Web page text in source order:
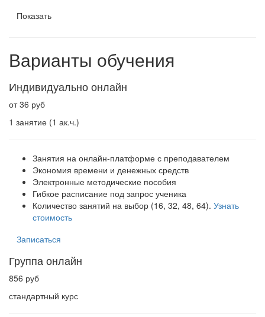
Показать
Варианты обучения
Индивидуально онлайн
от 36 руб
1 занятие (1 ак.ч.)
Занятия на онлайн-платформе с преподавателем
Экономия времени и денежных средств
Электронные методические пособия
Гибкое расписание под запрос ученика
Количество занятий на выбор (16, 32, 48, 64). Узнать
стоимость
Записаться
Группа онлайн
856 руб
стандартный курс